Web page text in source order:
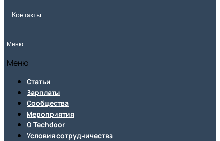
Контакты
Меню
Меню
Статьи
Зарплаты
Сообщества
Мероприятия
О Techdoor
Условия сотрудничества